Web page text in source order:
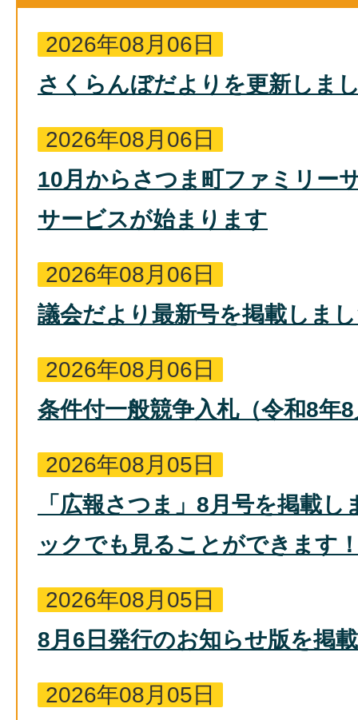
2026年08月06日
さくらんぼだよりを更新しま
2026年08月06日
10月からさつま町ファミリー
サービスが始まります
2026年08月06日
議会だより最新号を掲載しま
2026年08月06日
条件付一般競争入札（令和8年
2026年08月05日
「広報さつま」8月号を掲載
ックでも見ることができます
2026年08月05日
8月6日発行のお知らせ版を掲
2026年08月05日